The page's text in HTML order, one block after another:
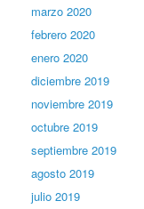
marzo 2020
febrero 2020
enero 2020
diciembre 2019
noviembre 2019
octubre 2019
septiembre 2019
agosto 2019
julio 2019